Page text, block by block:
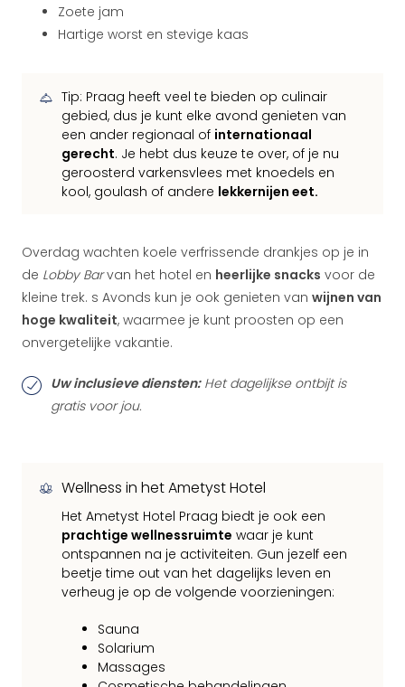
Zoete jam
Hartige worst en stevige kaas
Tip: Praag heeft veel te bieden op culinair
gebied, dus je kunt elke avond genieten van
een ander regionaal of internationaal
gerecht. Je hebt dus keuze te over, of je nu
geroosterd varkensvlees met knoedels en
kool, goulash of andere lekkernijen eet.
Overdag wachten koele verfrissende drankjes op je in
de Lobby Barvan het hotel en heerlijke snacks voor de
kleine trek. s Avonds kun je ook genieten van wijnen van
hoge kwaliteit, waarmee je kunt proosten op een
onvergetelijke vakantie.
Uw inclusieve diensten:Het dagelijkse ontbijt is
gratis voor jou.
Wellness in het Ametyst Hotel
Het Ametyst Hotel Praag biedt je ook een
prachtige wellnessruimte waar je kunt
ontspannen na je activiteiten. Gun jezelf een
beetje time out van het dagelijks leven en
verheug je op de volgende voorzieningen:
Sauna
Solarium
Massages